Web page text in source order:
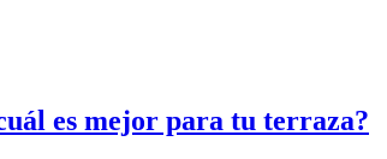
es mejor para tu terraza?